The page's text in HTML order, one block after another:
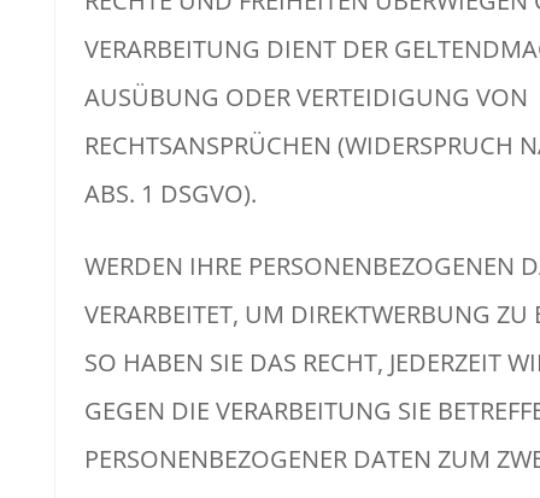
VERARBEITUNG DIENT DER
AUSÜBUNG ODER VERTEIDIGUNG VON
RECHTSANSPRÜCHEN (WIDERSPRUCH
ABS. 1 DSGVO).
WERDEN IHRE PERSONENBEZOGENEN
VERARBEITET, UM DIREKTWERBUNG ZU
SO HABEN SIE DAS RECHT, JEDERZEIT
GEGEN DIE VERARBEITUNG SIE
PERSONENBEZOGENER DATEN ZUM